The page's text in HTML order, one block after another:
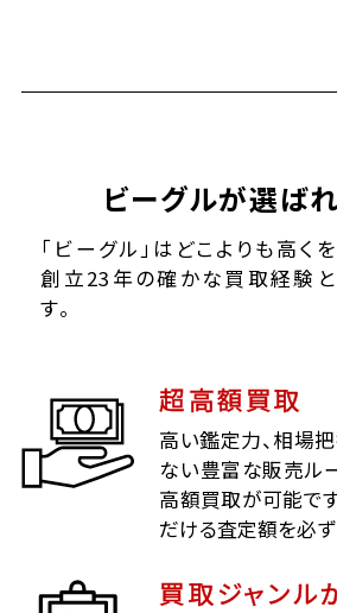
ビーグルが選ば
「ビーグル」はどこよりも高く
創立23年の確かな買取経験
す。
超高額買取
高い鑑定力、相場
ない豊富な販売ル
高額買取が可能で
だける査定額を必ず
買取ジャンル